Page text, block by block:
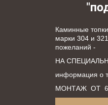
Каминные
марки 304 и
пожеланий -
НА
информация о
МОНТАЖ  ОТ